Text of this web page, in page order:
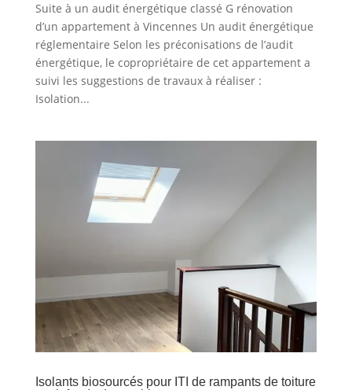
Suite à un audit énergétique classé G rénovation
d’un appartement à Vincennes Un audit énergétique
réglementaire Selon les préconisations de l’audit
énergétique, le copropriétaire de cet appartement a
suivi les suggestions de travaux à réaliser :
Isolation...
Isolants biosourcés pour ITI de rampants de toiture